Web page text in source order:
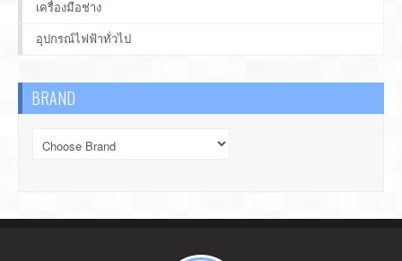
เครื่องมือช่าง
อุปกรณ์ไฟฟ้าทั่วไป
BRAND